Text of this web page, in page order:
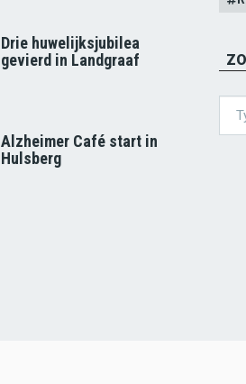
Drie huwelijksjubilea
gevierd in Landgraaf
Alzheimer Café start in
Hulsberg